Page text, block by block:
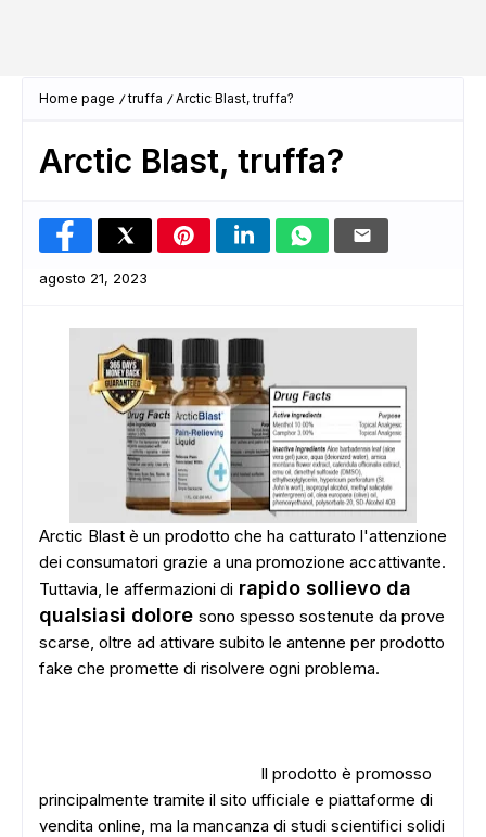
Home page truffa Arctic Blast, truffa?
Arctic Blast, truffa?
agosto 21, 2023
Arctic Blast è un prodotto che ha catturato l'attenzione
dei consumatori grazie a una promozione accattivante.
Tuttavia, le affermazioni di rapido sollievo da
qualsiasi dolore sono spesso sostenute da prove
scarse, oltre ad attivare subito le antenne per prodotto
fake che promette di risolvere ogni problema.
Il prodotto è promosso
principalmente tramite il sito ufficiale e piattaforme di
vendita online, ma la mancanza di studi scientifici solidi